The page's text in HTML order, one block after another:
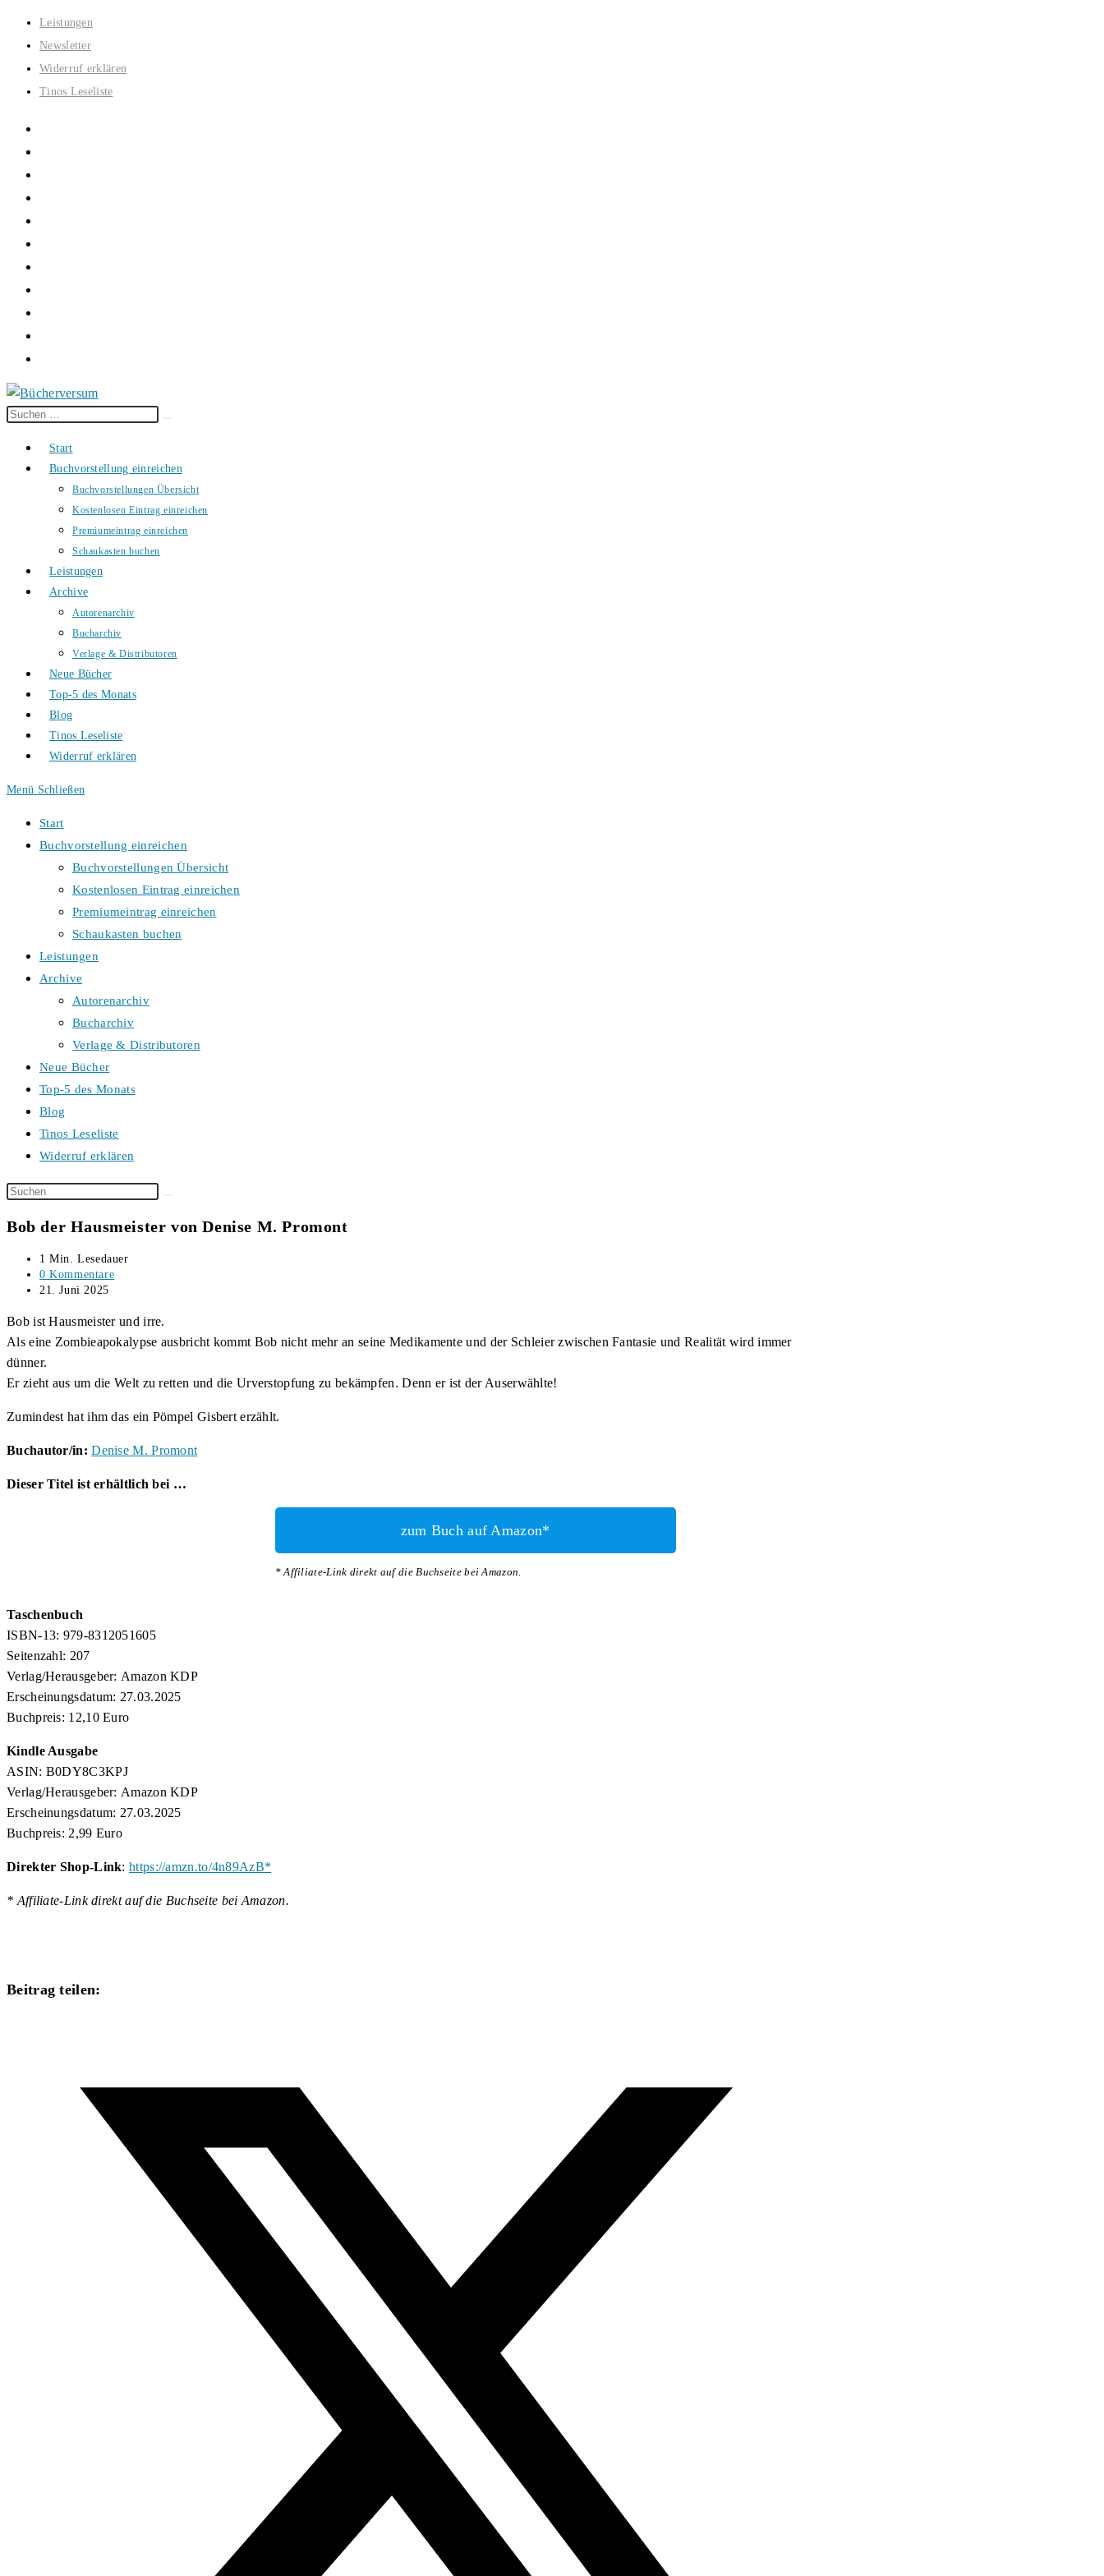
Zum
Inhalt
springen
Leistungen
Newsletter
Widerruf erklären
Tinos Leseliste
Diese
durchsuchen
Start
Buchvorstellung einreichen
Buchvorstellungen Übersicht
Kostenlosen Eintrag einreichen
Premiumeintrag einreichen
Schaukasten buchen
Leistungen
Archive
Autorenarchiv
Bucharchiv
Verlage & Distributoren
Neue Bücher
Top-5 des Monats
Blog
Tinos Leseliste
Widerruf erklären
Menü Schließen
Start
Buchvorstellung einreichen
Buchvorstellungen Übersicht
Kostenlosen Eintrag einreichen
Premiumeintrag einreichen
Schaukasten buchen
Leistungen
Archive
Autorenarchiv
Bucharchiv
Verlage & Distributoren
Neue Bücher
Top-5 des Monats
Blog
Tinos Leseliste
Widerruf erklären
Diese
durchsuchen
Bob der Hausmeister von Denise M. Promont
Lesedauer:
1 Min. Lesedauer
Beitrags-
Kommentare:
0 Kommentare
Beitrag
21. Juni 2025
Bob ist Hausmeister und irre.
Als eine Zombieapokalypse ausbricht kommt Bob nicht mehr an seine Medikamente und der Schleier zwischen Fantasie und Realität wird immer
dünner.
Er zieht aus um die Welt zu retten und die Urverstopfung zu bekämpfen. Denn er ist der Auserwählte!
Zumindest hat ihm das ein Pömpel Gisbert erzählt.
Buchautor/in:Denise M. Promont
Dieser Titel ist erhältlich bei …
zum Buch auf Amazon*
* Affiliate-Link direkt auf die Buchseite bei Amazon.
Taschenbuch
ISBN-13: 979-8312051605
Seitenzahl: 207
Verlag/Herausgeber: Amazon KDP
Erscheinungsdatum: 27.03.2025
Buchpreis: 12,10 Euro
Kindle Ausgabe
ASIN: B0DY8C3KPJ
Verlag/Herausgeber: Amazon KDP
Erscheinungsdatum: 27.03.2025
Buchpreis: 2,99 Euro
Direkter Shop-Link:https://amzn.to/4n89AzB*
* Affiliate-Link direkt auf die Buchseite bei Amazon.
Beitrag teilen: